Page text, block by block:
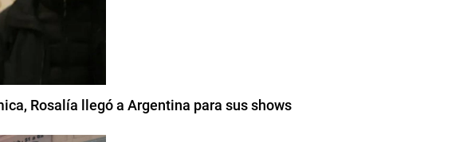
Rosalía llegó a Argentina para sus shows